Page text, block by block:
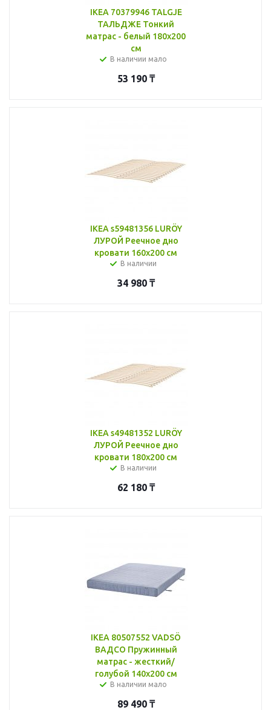
IKEA 70379946 TALGJE
ТАЛЬДЖЕ Тонкий
матрас - белый 180x200
см
В наличии мало
53 190₸
IKEA s59481356 LURÖY
ЛУРОЙ Реечное дно
кровати 160x200 см
В наличии
34 980₸
IKEA s49481352 LURÖY
ЛУРОЙ Реечное дно
кровати 180x200 см
В наличии
62 180₸
IKEA 80507552 VADSÖ
ВАДСО Пружинный
матрас - жесткий/
голубой 140x200 см
В наличии мало
89 490₸